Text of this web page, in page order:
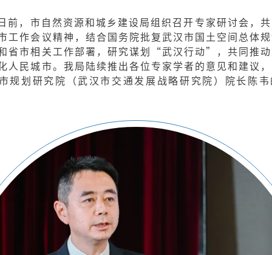
前，市自然资源和城乡建设局组织召开专家研讨会，
工作会议精神，结合国务院批复武汉市国土空间总体
省市相关工作部署，研究谋划“武汉行动”，共同推
人民城市。我局陆续推出各位专家学者的意见和建议
规划研究院（武汉市交通发展战略研究院）院长陈